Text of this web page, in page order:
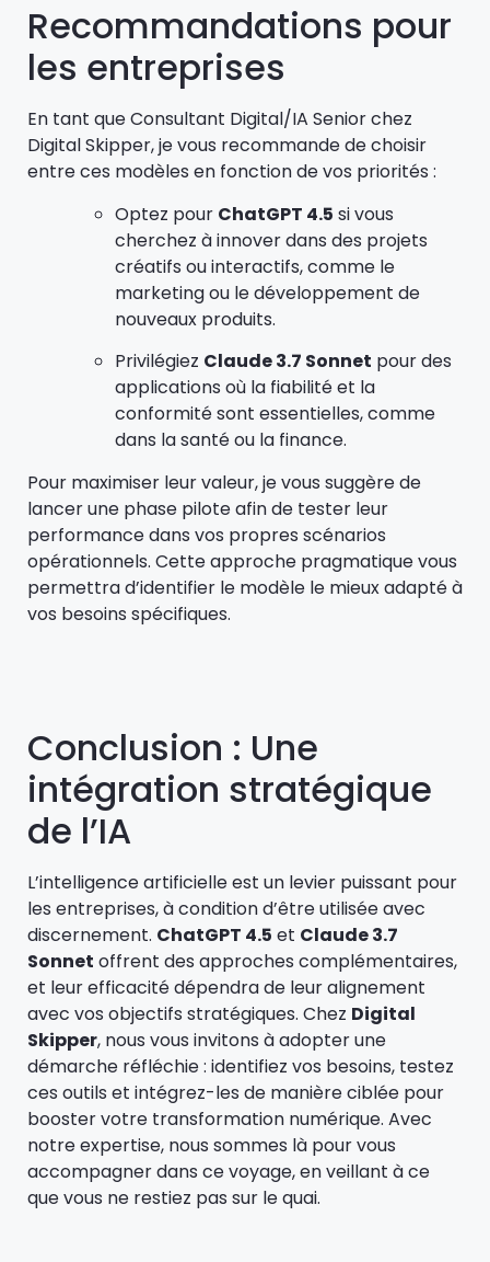
Recommandations pour
les entreprises
En tant que Consultant Digital/IA Senior chez
Digital Skipper, je vous recommande de choisir
entre ces modèles en fonction de vos priorités :
Optez pour ChatGPT 4.5 si vous
cherchez à innover dans des projets
créatifs ou interactifs, comme le
marketing ou le développement de
nouveaux produits.
Privilégiez Claude 3.7 Sonnet pour des
applications où la fiabilité et la
conformité sont essentielles, comme
dans la santé ou la finance.
Pour maximiser leur valeur, je vous suggère de
lancer une phase pilote afin de tester leur
performance dans vos propres scénarios
opérationnels. Cette approche pragmatique vous
permettra d’identifier le modèle le mieux adapté à
vos besoins spécifiques.
Conclusion : Une
intégration stratégique
de l’IA
L’intelligence artificielle est un levier puissant pour
les entreprises, à condition d’être utilisée avec
discernement. ChatGPT 4.5 et Claude 3.7
Sonnet offrent des approches complémentaires,
et leur efficacité dépendra de leur alignement
avec vos objectifs stratégiques. Chez Digital
Skipper, nous vous invitons à adopter une
démarche réfléchie : identifiez vos besoins, testez
ces outils et intégrez-les de manière ciblée pour
booster votre transformation numérique. Avec
notre expertise, nous sommes là pour vous
accompagner dans ce voyage, en veillant à ce
que vous ne restiez pas sur le quai.